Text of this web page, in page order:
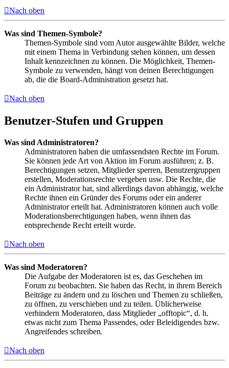
Nach oben
Was sind Themen-Symbole?
Themen-Symbole sind vom Autor ausgewählte Bilder, welche
mit einem Thema in Verbindung stehen können, um dessen
Inhalt kennzeichnen zu können. Die Möglichkeit, Themen-
Symbole zu verwenden, hängt von deinen Berechtigungen
ab, die die Board-Administration gesetzt hat.
Nach oben
Benutzer-Stufen und Gruppen
Was sind Administratoren?
Administratoren haben die umfassendsten Rechte im Forum.
Sie können jede Art von Aktion im Forum ausführen; z. B.
Berechtigungen setzen, Mitglieder sperren, Benutzergruppen
erstellen, Moderationsrechte vergeben usw. Die Rechte, die
ein Administrator hat, sind allerdings davon abhängig, welche
Rechte ihnen ein Gründer des Forums oder ein anderer
Administrator erteilt hat. Administratoren können auch volle
Moderationsberechtigungen haben, wenn ihnen das
entsprechende Recht erteilt wurde.
Nach oben
Was sind Moderatoren?
Die Aufgabe der Moderatoren ist es, das Geschehen im
Forum zu beobachten. Sie haben das Recht, in ihrem Bereich
Beiträge zu ändern und zu löschen und Themen zu schließen,
zu öffnen, zu verschieben und zu teilen. Üblicherweise
verhindern Moderatoren, dass Mitglieder „offtopic“, d. h.
etwas nicht zum Thema Passendes, oder Beleidigendes bzw.
Angreifendes schreiben.
Nach oben